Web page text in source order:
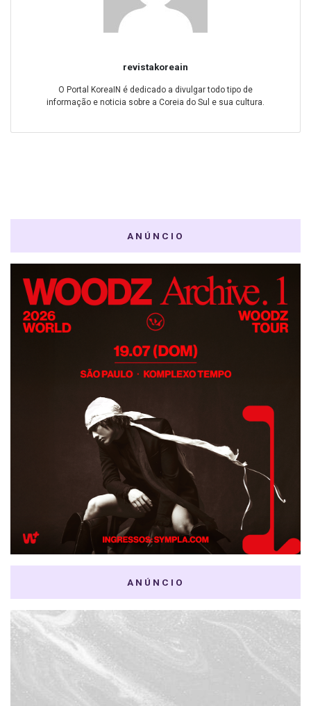
revistakoreain
O Portal KoreaIN é dedicado a divulgar todo tipo de
informação e noticia sobre a Coreia do Sul e sua cultura.
ANÚNCIO
ANÚNCIO